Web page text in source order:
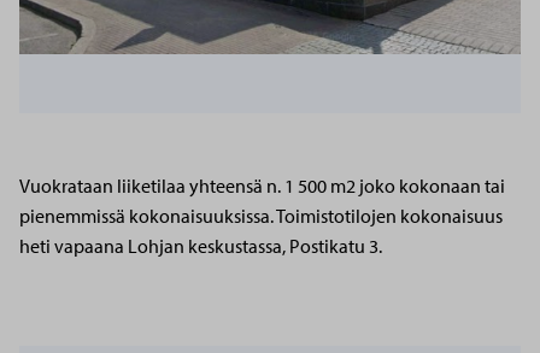
Vuokrataan liiketilaa yhteensä n. 1 500 m2 joko kokonaan tai
pienemmissä kokonaisuuksissa. Toimistotilojen kokonaisuus
heti vapaana Lohjan keskustassa, Postikatu 3.